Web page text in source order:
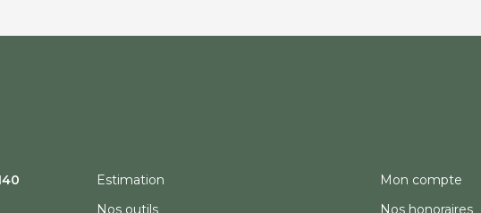
Estimation
Nos outils
Mon compte
Nos honoraires